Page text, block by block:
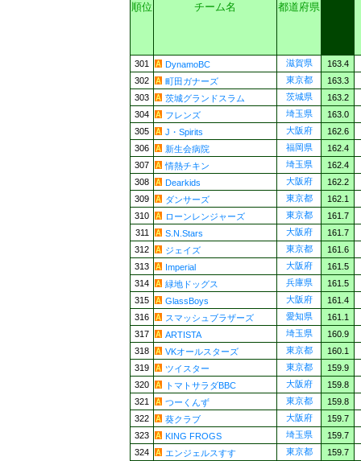
順位 チーム名 都道府県
301 DynamoBC 滋賀県
163.4
302
町田ガナーズ 東京都
163.3
303
茨城グランドスラム 茨城県
163.2
304
フレンズ 埼玉県
163.0
305
J・Spirits 大阪府
162.6
306
新生会病院 福岡県
162.4
307
情熱チキン 埼玉県
162.4
308
Dearkids 大阪府
162.2
309
ダンサーズ 東京都
162.1
310
ローンレンジャーズ 東京都
161.7
311
S.N.Stars 大阪府
161.7
312
ジェイズ 東京都
161.6
313
Imperial 大阪府
161.5
314
緑地ドッグス 兵庫県
161.5
315
GlassBoys 大阪府
161.4
316
スマッシュブラザーズ 愛知県
161.1
317
ARTISTA 埼玉県
160.9
318
VKオールスターズ 東京都
160.1
319
ツイスター 東京都
159.9
320
トマトサラダBBC 大阪府
159.8
321
つーくんず 東京都
159.8
322
葵クラブ 大阪府
159.7
323
KING FROGS 埼玉県
159.7
324
エンジェルスすす 東京都
159.7